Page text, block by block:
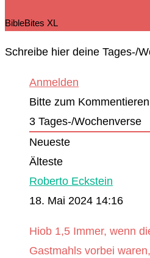
BibleBites XL
Schreibe hier deine Tages-/
Anmelden
Bitte zum
3 Tages-/Wochenverse
Neueste
Älteste
Roberto Eckstein
18. Mai 2024 14:16
Hiob 1,5 Immer, wenn
Gastmahls vorbei